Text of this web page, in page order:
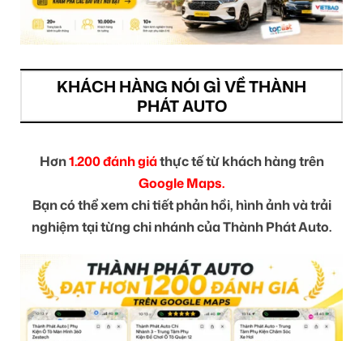
KHÁCH HÀNG NÓI GÌ VỀ THÀNH
PHÁT AUTO
Hơn1.200 đánh giáthực tế từ khách hàng trên
Google Maps.
Bạn có thể xem chi tiết phản hồi, hình ảnh và trải
nghiệm tại từng chi nhánh của Thành Phát Auto.